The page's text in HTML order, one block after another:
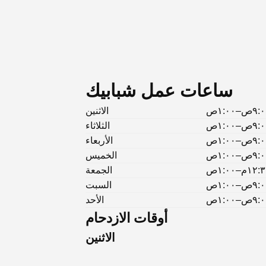
ساعات عمل شبابيك
الاثنين
الثلاثاء
الأربعاء
الخميس
الجمعة
السبت
الأحد
أوقات الازدحام
الاثنين